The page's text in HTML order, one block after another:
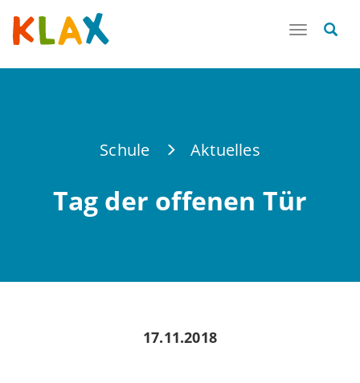
Toggle
Schule Aktuelles
Tag der offenen Tür
17.11.2018